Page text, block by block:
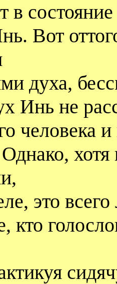
в
Вот
духа,
Инь не
человека
хотя
это
кто